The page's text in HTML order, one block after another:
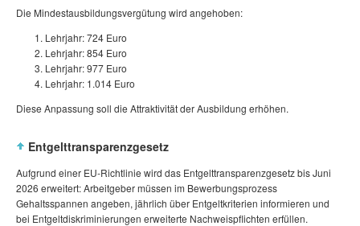
Die Mindestausbildungsvergütung wird angehoben:
Lehrjahr: 724 Euro
Lehrjahr: 854 Euro
Lehrjahr: 977 Euro
Lehrjahr: 1.014 Euro
Diese Anpassung soll die Attraktivität der Ausbildung erhöhen.
Entgelttransparenzgesetz
Aufgrund einer EU‑Richtlinie wird das Entgelttransparenzgesetz bis Juni
2026 erweitert: Arbeitgeber müssen im Bewerbungsprozess
Gehaltsspannen angeben, jährlich über Entgeltkriterien informieren und
bei Entgeltdiskriminierungen erweiterte Nachweispflichten erfüllen.